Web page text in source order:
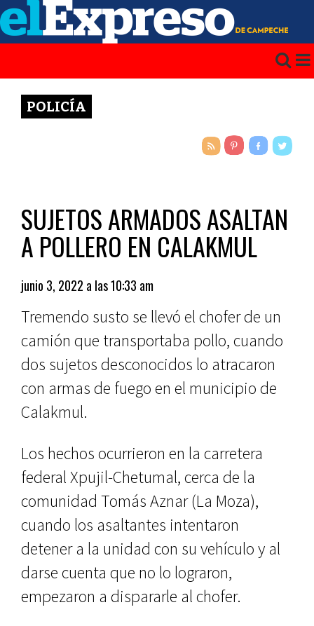
POLICÍA
SUJETOS ARMADOS ASALTAN
A POLLERO EN CALAKMUL
junio 3, 2022 a las 10:33 am
Tremendo susto se llevó el chofer de un
camión que transportaba pollo, cuando
dos sujetos desconocidos lo atracaron
con armas de fuego en el municipio de
Calakmul.
Los hechos ocurrieron en la carretera
federal Xpujil-Chetumal, cerca de la
comunidad Tomás Aznar (La Moza),
cuando los asaltantes intentaron
detener a la unidad con su vehículo y al
darse cuenta que no lo lograron,
empezaron a dispararle al chofer.